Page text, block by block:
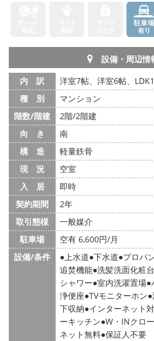
設備・周辺情
内 訳
洋室7帖、洋室6帖、
種 別
マンション
階数/階建
2階/2階建
向 き
南
構 造
軽量鉄骨
現 況
空室
入 居
即時
契約期間
2年
取引態様
一般媒介
駐車場
空有 6,600円/月
設備/条件
上水道 下水道 プロパ
追焚機能 洗髪洗面化粧台
シャワー 室内洗濯置場
浄便座 TVモニターホン
下収納 インターネット
ーキッチン W・INクロ
ネット無料 保証人不要